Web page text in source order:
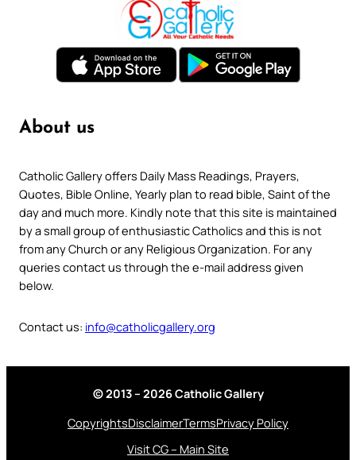
About us
Catholic Gallery offers Daily Mass Readings, Prayers,
Quotes, Bible Online, Yearly plan to read bible, Saint of the
day and much more. Kindly note that this site is maintained
by a small group of enthusiastic Catholics and this is not
from any Church or any Religious Organization. For any
queries contact us through the e-mail address given
below.
Contact us: info@catholicgallery.org
© 2013 – 2026 Catholic Gallery
CopyrightsDisclaimerTermsPrivacy Policy
Visit CG – Main Site